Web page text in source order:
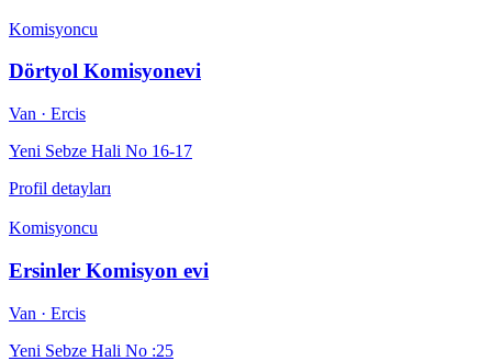
Komisyoncu
Dörtyol Komisyonevi
Van · Ercis
Yeni Sebze Hali No 16-17
Profil detayları
Komisyoncu
Ersinler Komisyon evi
Van · Ercis
Yeni Sebze Hali No :25